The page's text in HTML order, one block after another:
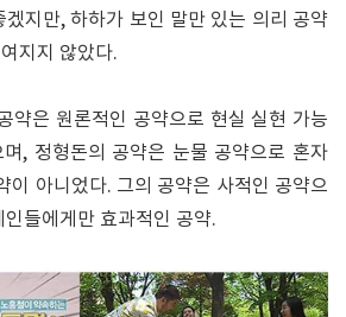
지만, 하하가 보인 말만 있는 의리 공약
지지 않았다.
약은 원론적인 공약으로 현실 실현 가능
, 정형돈의 공약은 눈물 공약으로 혼자
이 아니었다. 그의 공약은 사적인 공약으
들에게만 효과적인 공약.